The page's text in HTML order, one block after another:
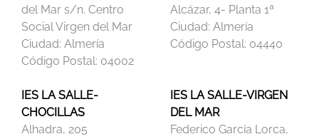
del Mar s/n. Centro
Social Virgen del Mar
Ciudad: Almería
Código Postal: 04002
Alcázar, 4- Planta 1ª
Ciudad: Almería
Código Postal: 04440
IES LA SALLE-
CHOCILLAS
Alhadra, 205
IES LA SALLE-VIRGEN
DEL MAR
Federico García Lorca,